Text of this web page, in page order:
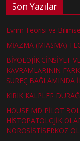
Son Yazılar
Evrim Teorisi ve
MİAZMA (MIASMA)
BİYOLOJİK CİNSİYET
KAVRAMLARININ
SÜREÇ BAĞLAMINDA
KIRIK KALPLER
HOUSE MD PİLOT
HİSTOPATOLOJİK
NÖROSİSTİSERKOZ